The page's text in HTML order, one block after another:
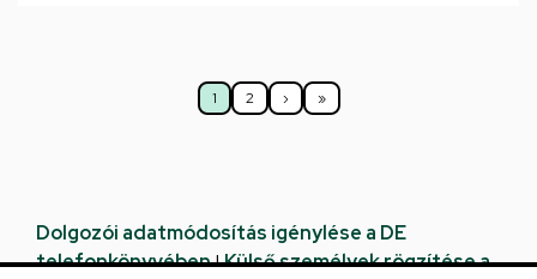
Jelenlegi
1
Oldal
2
Következő
›
Utolsó
»
Dolgozói adatmódosítás igénylése a DE
telefonkönyvében|Külső személyek rögzítése a